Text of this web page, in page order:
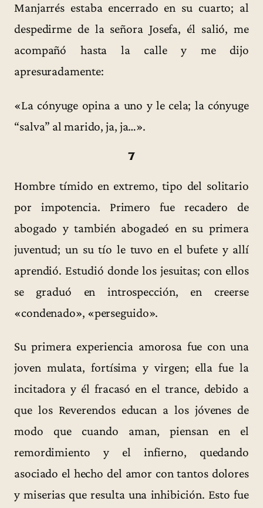
Manjarrés estaba encerrado en su cuarto; al
despedirme de la señora Josefa, él salió, me
acompañó hasta la calle y me dijo
apresuradamente:
«La cónyuge opina a uno y le cela; la cónyuge
“salva” al marido, ja, ja…».
7
Hombre tímido en extremo, tipo del solitario
por impotencia. Primero fue recadero de
abogado y también abogadeó en su primera
juventud; un su tío le tuvo en el bufete y allí
aprendió. Estudió donde los jesuitas; con ellos
se graduó en introspección, en creerse
«condenado», «perseguido».
Su primera experiencia amorosa fue con una
joven mulata, fortísima y virgen; ella fue la
incitadora y él fracasó en el trance, debido a
que los Reverendos educan a los jóvenes de
modo que cuando aman, piensan en el
remordimiento y el infierno, quedando
asociado el hecho del amor con tantos dolores
y miserias que resulta una inhibición. Esto fue